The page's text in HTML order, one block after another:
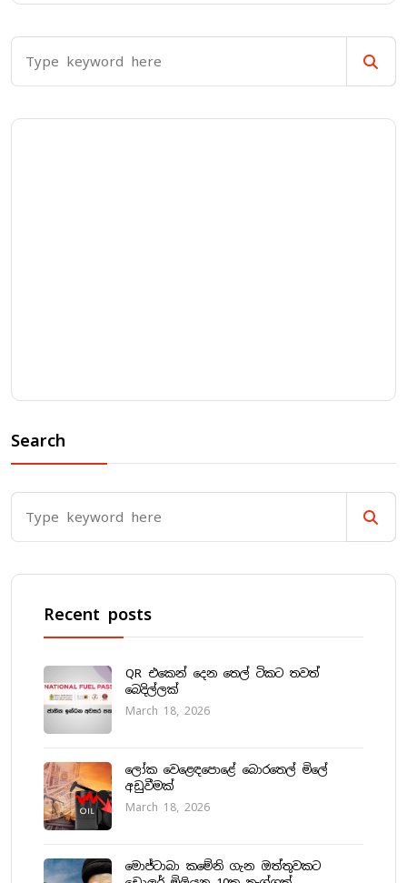
Search
Recent posts
QR එකෙන් දෙන තෙල් ටිකට තවත්
බෙදිල්ලක්
March 18, 2026
ලෝක වෙළෙඳපොළේ බොරතෙල් මිලේ
අඩුවීමක්
March 18, 2026
මොජ්ටාබා කමේනි ගැන ඔත්තුවකට